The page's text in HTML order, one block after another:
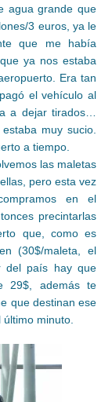
agua grande que
3 euros, ya le
que me había
ya nos estaba
Era tan
el vehículo al
a dejar tirados…
muy sucio.
a tiempo.
las maletas
pero esta vez
en el
precintarlas
que, como es
(30$/maleta, el
del país hay que
29$, además te
que destinan ese
último minuto.